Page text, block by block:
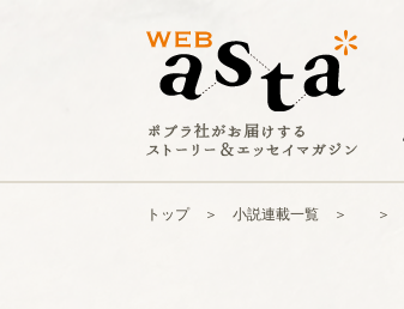
トップ 小説連載一覧